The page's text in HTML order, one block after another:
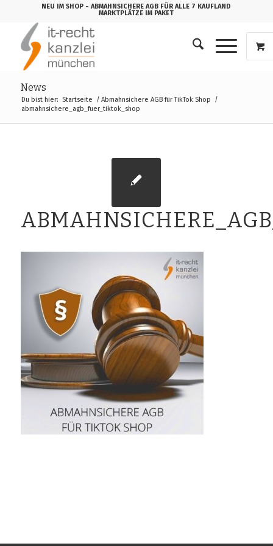
NEU IM SHOP - ABMAHNSICHERE AGB FÜR ALLE 7 KAUFLAND
MARKTPLÄTZE IM PAKET
News
Du bist hier: Startseite / Abmahnsichere AGB für TikTok Shop
/
abmahnsichere_agb_fuer_tiktok_shop